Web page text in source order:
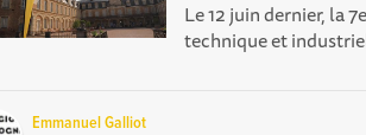
Le 12 juin dernier, la
technique et
Emmanuel Galliot